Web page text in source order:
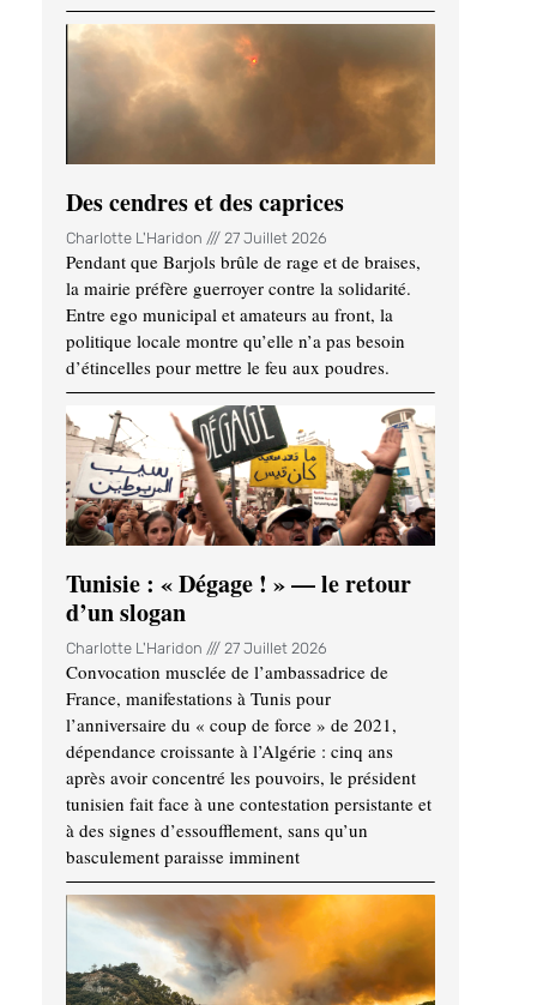
Des cendres et des caprices
Charlotte L'Haridon 27 Juillet 2026
Pendant que Barjols brûle de rage et de braises,
la mairie préfère guerroyer contre la solidarité.
Entre ego municipal et amateurs au front, la
politique locale montre qu’elle n’a pas besoin
d’étincelles pour mettre le feu aux poudres.
Tunisie : « Dégage ! » — le retour
d’un slogan
Charlotte L'Haridon 27 Juillet 2026
Convocation musclée de l’ambassadrice de
France, manifestations à Tunis pour
l’anniversaire du « coup de force » de 2021,
dépendance croissante à l’Algérie : cinq ans
après avoir concentré les pouvoirs, le président
tunisien fait face à une contestation persistante et
à des signes d’essoufflement, sans qu’un
basculement paraisse imminent